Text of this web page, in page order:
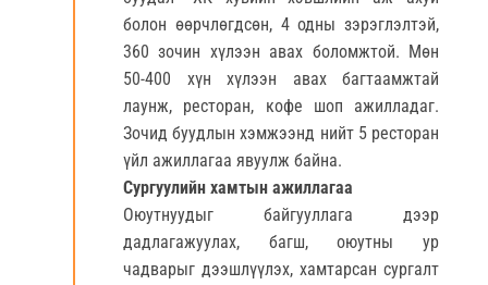
болон өөрчлөгдсөн, 4 одны зэрэглэлтэй,
360 зочин хүлээн авах боломжтой. Мөн
50-400 хүн хүлээн авах багтаамжтай
лаунж, ресторан, кофе шоп ажилладаг.
Зочид буудлын хэмжээнд нийт 5 ресторан
үйл ажиллагаа явуулж байна.
Сургуулийн хамтын ажиллагаа
Оюутнуудыг байгууллага дээр
дадлагажуулах, багш, оюутны ур
чадварыг дээшлүүлэх, хамтарсан сургалт